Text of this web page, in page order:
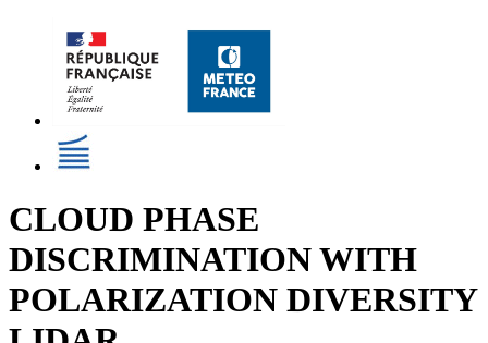
CLOUD PHASE
DISCRIMINATION WITH
POLARIZATION DIVERSITY